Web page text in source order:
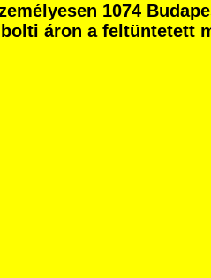
1074
áron a feltüntetett